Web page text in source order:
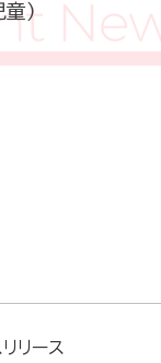
）
リース